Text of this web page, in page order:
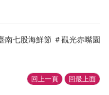
南七股海鮮節 ＃觀光赤嘴園
回上一頁 回最上面